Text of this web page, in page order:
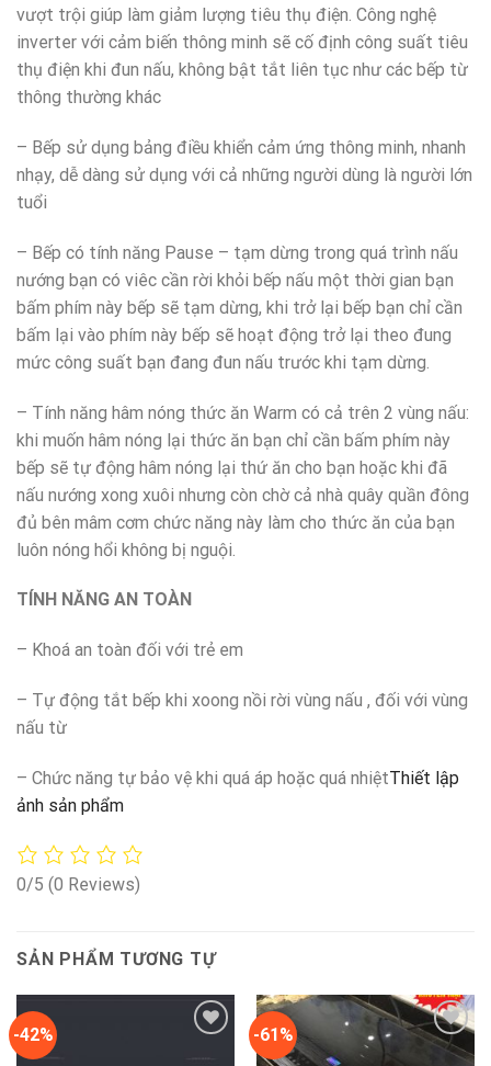
vượt trội giúp làm giảm lượng tiêu thụ điện. Công nghệ
inverter với cảm biến thông minh sẽ cố định công suất tiêu
thụ điện khi đun nấu, không bật tắt liên tục như các bếp từ
thông thường khác
– Bếp sử dụng bảng điều khiển cảm ứng thông minh, nhanh
nhạy, dễ dàng sử dụng với cả những người dùng là người lớn
tuổi
– Bếp có tính năng Pause – tạm dừng trong quá trình nấu
nướng bạn có viêc cần rời khỏi bếp nấu một thời gian bạn
bấm phím này bếp sẽ tạm dừng, khi trở lại bếp bạn chỉ cần
bấm lại vào phím này bếp sẽ hoạt động trở lại theo đung
mức công suất bạn đang đun nấu trước khi tạm dừng.
– Tính năng hâm nóng thức ăn Warm có cả trên 2 vùng nấu:
khi muốn hâm nóng lại thức ăn bạn chỉ cần bấm phím này
bếp sẽ tự động hâm nóng lại thứ ăn cho bạn hoặc khi đã
nấu nướng xong xuôi nhưng còn chờ cả nhà quây quần đông
đủ bên mâm cơm chức năng này làm cho thức ăn của bạn
luôn nóng hổi không bị nguội.
TÍNH NĂNG AN TOÀN
– Khoá an toàn đối với trẻ em
– Tự động tắt bếp khi xoong nồi rời vùng nấu , đối với vùng
nấu từ
– Chức năng tự bảo vệ khi quá áp hoặc quá nhiệtThiết lập
ảnh sản phẩm
0/5 (0 Reviews)
SẢN PHẨM TƯƠNG TỰ
-42% -61%